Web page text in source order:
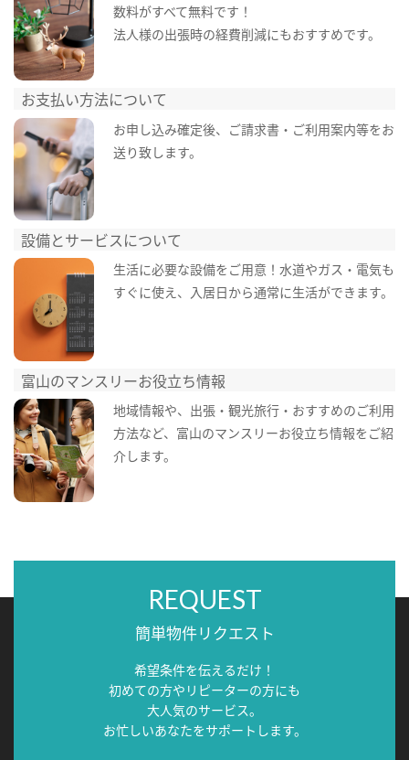
数料がすべて無料です！
法人様の出張時の経費削減にもおすすめです。
お支払い方法について
お申し込み確定後、ご請求書・ご利用案内等をお
送り致します。
設備とサービスについて
生活に必要な設備をご用意！水道やガス・電気も
すぐに使え、入居日から通常に生活ができます。
富山のマンスリーお役立ち情報
地域情報や、出張・観光旅行・おすすめのご利用
方法など、富山のマンスリーお役立ち情報をご紹
介します。
REQUEST
簡単物件リクエスト
希望条件を伝えるだけ！
初めての方やリピーターの方にも
大人気のサービス。
お忙しいあなたをサポートします。